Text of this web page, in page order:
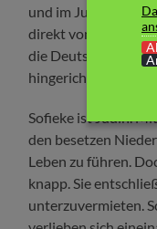
und im Juli 1941
direkt von der
die Deutschen
hingerichtet zu
Sofieke ist Jüdin.
den besetzen
Leben zu führen.
knapp. Sie
unterzuvermieten.